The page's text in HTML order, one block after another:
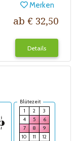
Merken
ab € 32,50
Details
Blütezeit
1
2
3
4
5
6
7
8
9
10
11 12